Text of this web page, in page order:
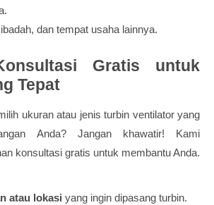
dan tempat usaha lainnya.
Gratis untuk
Tepat
ukuran atau jenis turbin ventilator yang
Anda? Jangan khawatir! Kami
konsultasi gratis untuk membantu Anda.
atau lokasi yang ingin dipasang turbin.